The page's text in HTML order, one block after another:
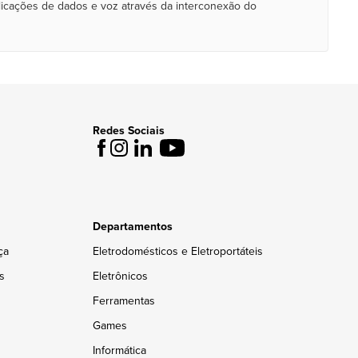
de dados e voz através da interconexão do
Redes Sociais
Departamentos
Eletrodomésticos e Eletroportáteis
Eletrônicos
Ferramentas
Games
Informática